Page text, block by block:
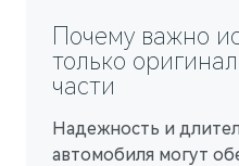
M5Стильный спортивный
от 5 800 000 ₽
Руководства по
Коллекция
СМИ о нас
Блогеры о нас
ПАРТНЕРЫ
Почему важно
только
части
Надежность и
автомобиля могут